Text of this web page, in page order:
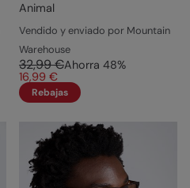
Animal
Vendido y enviado por Mountain
Warehouse
32,99 €Ahorra 48%
16,99 €
Rebajas